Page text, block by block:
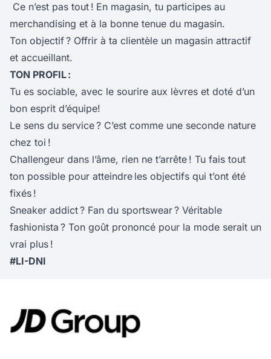
Ce n’est pas tout ! En magasin, tu participes au
merchandising et à la bonne tenue du magasin.
Ton objectif ? Offrir à ta clientèle un magasin attractif
et accueillant.
TON PROFIL :
Tu es sociable, avec le sourire aux lèvres et doté d’un
bon esprit d’équipe!
Le sens du service ? C’est comme une seconde nature
chez toi !
Challengeur dans l’âme, rien ne t’arrête ! Tu fais tout
ton possible pour atteindre les objectifs qui t’ont été
fixés !
Sneaker addict ? Fan du sportswear ? Véritable
fashionista ? Ton goût prononcé pour la mode serait un
vrai plus !
#LI-DNI